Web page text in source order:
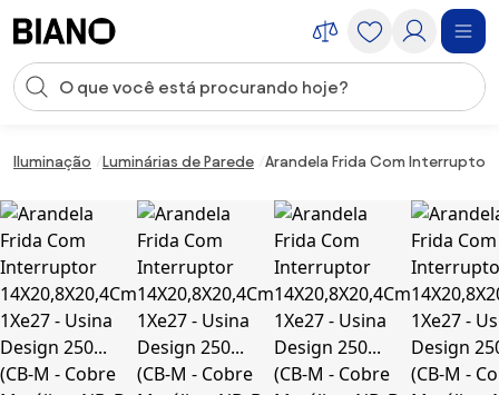
Entrada de pesquisa
Iluminação Luminárias de Parede Arandela Frida Com Interruptor